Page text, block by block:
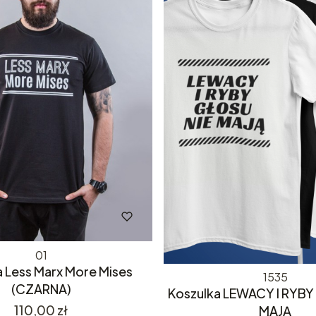
01
Less Marx More Mises
(CZARNA)
Cena
110,00 zł
1535
Koszulka LEWACY I
MAJĄ